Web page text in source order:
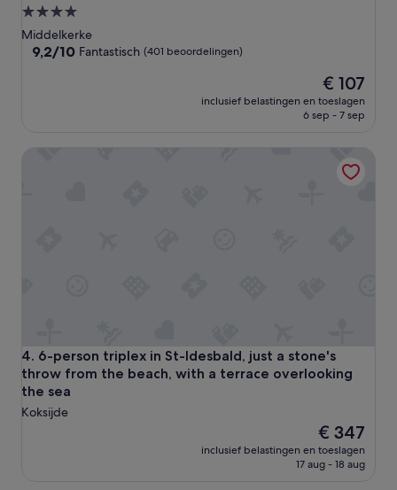
4.0-
sterrenaccommodatie
Middelkerke
9.2
9,2/10 Fantastisch (401 beoordelingen)
De
prijs
is
€ 107
inclusief belastingen en toeslagen
6 sep - 7 sep
4. 6-person triplex in St-Idesbald, just a stone's
throw from the beach, with a terrace overlooking
the sea
6-person triplex in St-Idesbald, just a stone's throw from
Koksijde
De
prijs
is
€ 347
inclusief belastingen en toeslagen
17 aug - 18 aug
6-person triplex in St-Idesbald, just a stone's throw